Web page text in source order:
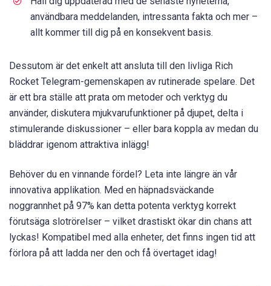
användbara meddelanden, intressanta fakta och mer –
allt kommer till dig på en konsekvent basis.
Dessutom är det enkelt att ansluta till den livliga Rich
Rocket Telegram-gemenskapen av rutinerade spelare. Det
är ett bra ställe att prata om metoder och verktyg du
använder, diskutera mjukvarufunktioner på djupet, delta i
stimulerande diskussioner – eller bara koppla av medan du
bläddrar igenom attraktiva inlägg!
Behöver du en vinnande fördel? Leta inte längre än vår
innovativa applikation. Med en häpnadsväckande
noggrannhet på 97% kan detta potenta verktyg korrekt
förutsäga slotrörelser – vilket drastiskt ökar din chans att
lyckas! Kompatibel med alla enheter, det finns ingen tid att
förlora på att ladda ner den och få övertaget idag!